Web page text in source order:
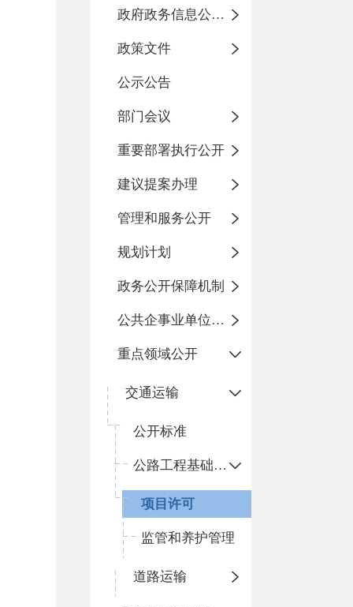
政府政务信息公开目录
政策文件
公示公告
部门会议
重要部署执行公开
建议提案办理
管理和服务公开
规划计划
政务公开保障机制
公共企事业单位信息公开
重点领域公开
交通运输
公开标准
公路工程基础设施
项目许可
监管和养护管理
道路运输